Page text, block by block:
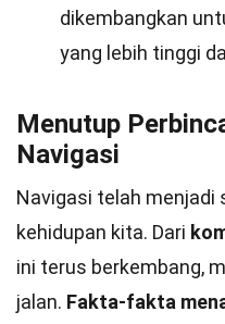
dikembangkan
yang lebih tinggi
Menutup
Navigasi
Navigasi telah menjadi
kehidupan kita. Dari
ini terus berkembang,
jalan. Fakta-fakta